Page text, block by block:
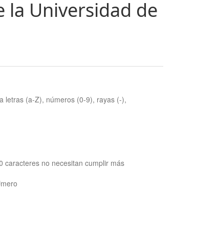
la Universidad de
letras (a-Z), números (0-9), rayas (-),
caracteres no necesitan cumplir más